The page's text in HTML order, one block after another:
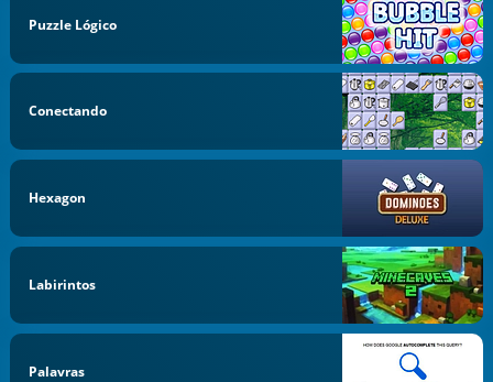
Puzzle Lógico
Conectando
Hexagon
Labirintos
Palavras